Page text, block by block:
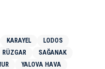
KARAYEL
LODOS
RÜZGAR
SAĞANAK
YALOVA HAVA